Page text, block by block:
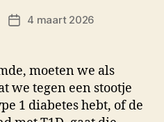
Berichtdatum
4 maart 2026
moeten we als
we tegen een stootje
1 diabetes hebt, of de